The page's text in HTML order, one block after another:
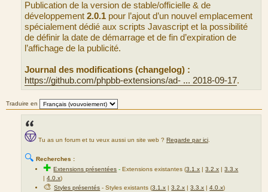
Publication de la version de stable/officielle & de
développement 2.0.1 pour l’ajout d’un nouvel emplacement
spécialement dédié aux scripts Javascript et la possibilité
de définir la date de démarrage et de fin d’expiration de
l’affichage de la publicité.
Journal des modifications (changelog) :
https://github.com/phpbb-extensions/ad- ... 2018-09-17.
Traduire en
Tu as un forum et tu veux aussi un site web ? Regarde par ici
🔍 Recherches :
✚Extensions présentées -Extensions existantes (3.1.x |3.2.x |3.3.x
|4.0.x)
🎨Styles présentés - Styles existants (3.1.x |3.2.x |3.3.x |4.0.x)